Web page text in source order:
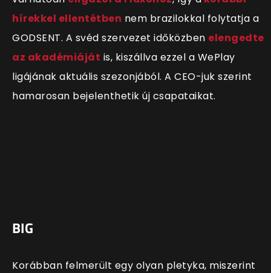
hírekkel ellentétben nem brazilokkal folytatja a
GODSENT. A svéd szervezet időközben elengedte
az akadémiáját is, kiszállva ezzel a WePlay
ligájának aktuális szezonjából. A CEO-juk szerint
hamarosan bejelenthetik új csapataikat.
BIG
Korábban felmerült egy olyan pletyka, miszerint